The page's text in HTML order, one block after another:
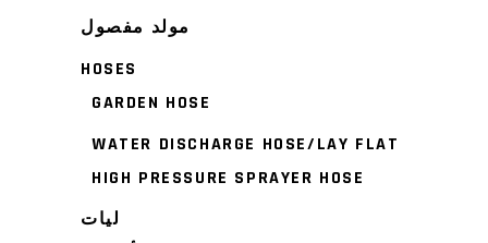
مولد مفصول
HOSES
GARDEN HOSE
WATER DISCHARGE HOSE/LAY FLAT
HIGH PRESSURE SPRAYER HOSE
ليات